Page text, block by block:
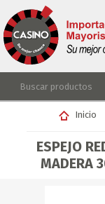
REGISTRARSE
LISTA DE DESEOS
Inicio
ESPEJO
MADERA